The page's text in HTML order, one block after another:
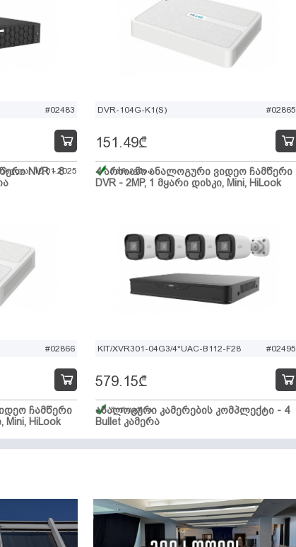
#02483
NVR - 8
10.01.2025
DVR-104G-K1(S) #02865
4 არხიანი ანალოგური ვიდეო ჩამწერი
DVR - 2MP, 1 მყარი დისკი, Mini, HiLook
151.49₾
მარაგშია
#02866
ჩამწერი
Mini, HiLook
KIT/XVR301-04G3/4*UAC-B112-F28 #02495
ანალოგური კამერების კომპლექტი - 4
Bullet კამერა
579.15₾
მარაგშია